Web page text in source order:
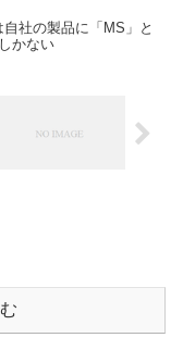
社の製品に「MS」と
かない